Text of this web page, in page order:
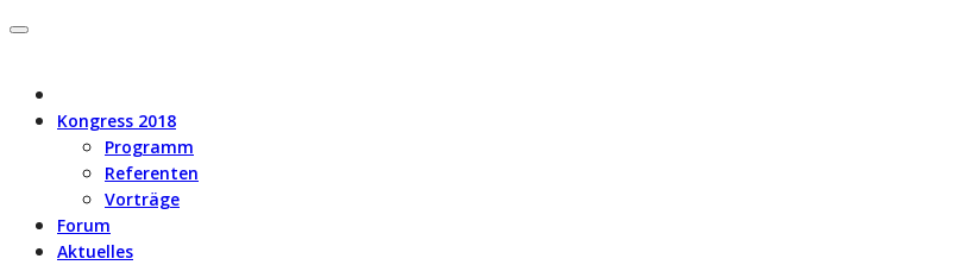
Kongress 2018
Programm
Referenten
Vorträge
Forum
Aktuelles